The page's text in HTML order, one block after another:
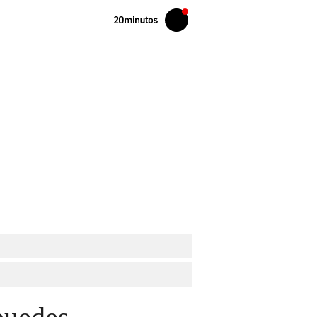
Volver
Iniciar
sesión